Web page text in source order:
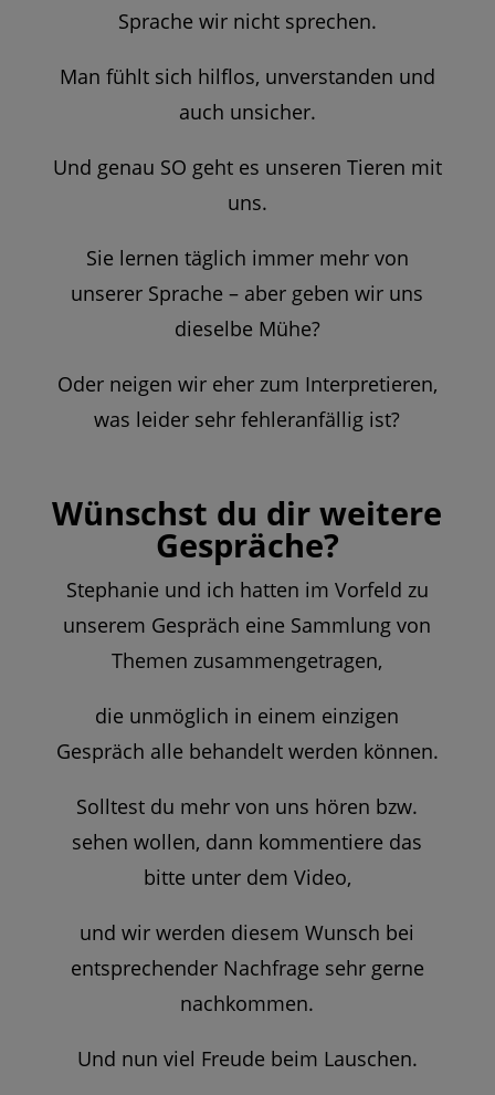
Sprache wir nicht sprechen.
Man fühlt sich hilflos, unverstanden und
auch unsicher.
Und genau SO geht es unseren Tieren mit
uns.
Sie lernen täglich immer mehr von
unserer Sprache – aber geben wir uns
dieselbe Mühe?
Oder neigen wir eher zum Interpretieren,
was leider sehr fehleranfällig ist?
Wünschst du dir weitere
Gespräche?
Stephanie und ich hatten im Vorfeld zu
unserem Gespräch eine Sammlung von
Themen zusammengetragen,
die unmöglich in einem einzigen
Gespräch alle behandelt werden können.
Solltest du mehr von uns hören bzw.
sehen wollen, dann kommentiere das
bitte unter dem Video,
und wir werden diesem Wunsch bei
entsprechender Nachfrage sehr gerne
nachkommen.
Und nun viel Freude beim Lauschen.